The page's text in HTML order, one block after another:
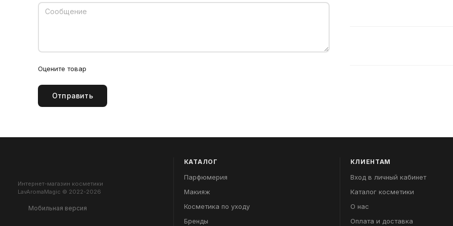
Оцените товар
Отправить
Интернет-магазин косметики
LavAromaMagic © 2022-2026
Мобильная версия
КАТАЛОГ
Парфюмерия
Макияж
Косметика по уходу
Бренды
КЛИЕНТАМ
Вход в личный кабинет
Каталог косметики
О нас
Оплата и доставка